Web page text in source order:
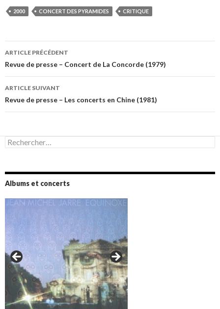
2000 CONCERT DES PYRAMIDES CRITIQUE
Navigation
des
articles
ARTICLE PRÉCÉDENT
Revue de presse – Concert de La Concorde (1979)
ARTICLE SUIVANT
Revue de presse – Les concerts en Chine (1981)
Rechercher :
Albums et concerts